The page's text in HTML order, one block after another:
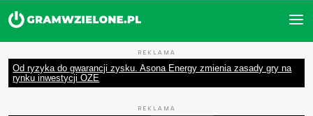
REKLAMA
Od ryzyka do gwarancji zysku. Asona Energy zmienia zasady gry na
rynku inwestycji OZE
REKLAMA